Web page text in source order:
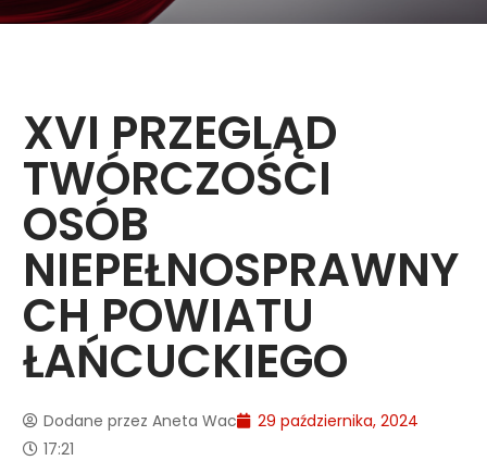
XVI PRZEGLĄD
TWÓRCZOŚCI
OSÓB
NIEPEŁNOSPRAWNY
CH POWIATU
ŁAŃCUCKIEGO
Dodane przez Aneta Wac
29 października, 2024
17:21